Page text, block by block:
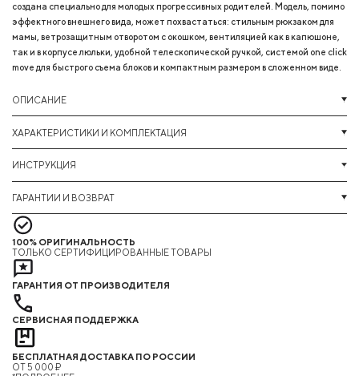
создана специально для молодых прогрессивных родителей. Модель, помимо
эффектного внешнего вида, может похвастаться: стильным рюкзаком для
мамы, ветрозащитным отворотом с окошком, вентиляцией как в капюшоне,
так и в корпусе люльки, удобной телескопической ручкой, системой one click
move для быстрого съема блоков и компактным размером в сложенном виде.
ОПИСАНИЕ
ХАРАКТЕРИСТИКИ И КОМПЛЕКТАЦИЯ
ИНСТРУКЦИЯ
ГАРАНТИИ И ВОЗВРАТ
100% ОРИГИНАЛЬНОСТЬ
ТОЛЬКО СЕРТИФИЦИРОВАННЫЕ ТОВАРЫ
ГАРАНТИЯ ОТ ПРОИЗВОДИТЕЛЯ
СЕРВИСНАЯ ПОДДЕРЖКА
БЕСПЛАТНАЯ ДОСТАВКА ПО РОССИИ
ОТ 5 000 ₽